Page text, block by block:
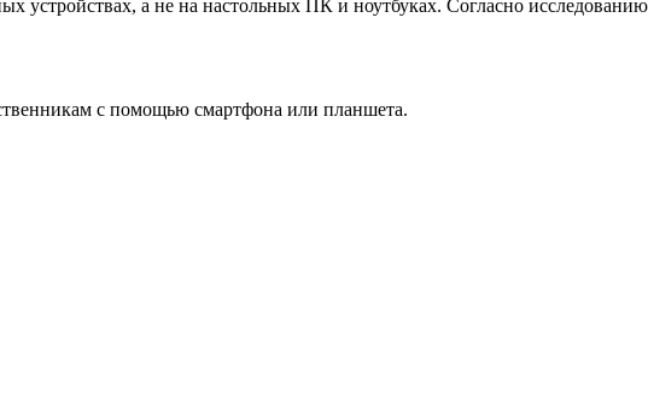
устройствах, а не на настольных ПК и ноутбуках. Согласно
с помощью смартфона или планшета.